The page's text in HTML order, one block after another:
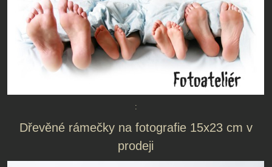
:
Dřevěné rámečky na fotografie 15x23 cm v
prodeji